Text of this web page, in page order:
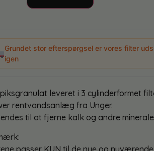
Grundet stor efterspørgsel er vores filter
igen
leveret i 3 cylinderformet
rentvandsanlæg fra Unger.
til at fjerne kalk og andre
passer KUN til de nye og